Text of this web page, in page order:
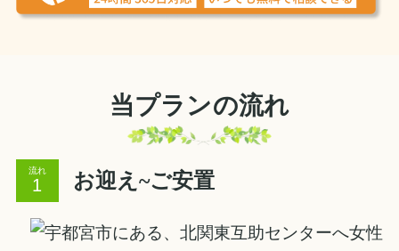
当プランの流れ
流れ お迎え~ご安置